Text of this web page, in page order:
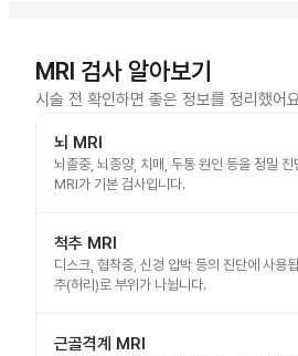
MRI 검사 알아보기
시술 전 확인하면 좋은 정보를 정리했어
뇌 MRI
뇌졸중, 뇌종양, 치매, 두통 원인 등을 정밀
MRI가 기본 검사입니다.
척추 MRI
디스크, 협착증, 신경 압박 등의 진단에 사용
추(허리)로 부위가 나뉩니다.
근골격계 MRI